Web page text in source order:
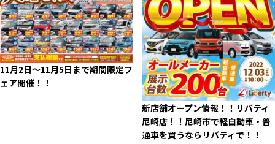
11月2日～11月5日まで期間限定フ
ェア開催！！
新店舗オープン情報！！リバティ
尼崎店！！尼崎市で軽自動車・普
通車を買うならリバティで！！